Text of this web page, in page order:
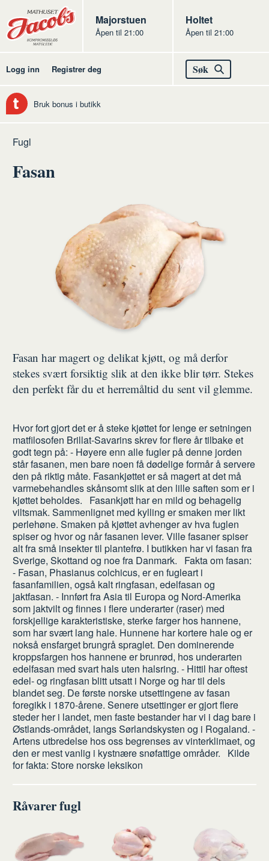
Butikker
Jacobs
Majorstuen
Åpen til 21:00
Jacobs
Holtet
Åpen til 21:00
Logg inn Registrer deg Søk
Bruk bonus i butikk
Hjem
Kjøtt
Råvarer
kjøtt
Fugl
Fasan
Fasan har magert og delikat kjøtt, og må derfor
stekes svært forsiktig slik at den ikke blir tørr. Stekes
den perfekt får du et herremåltid du sent vil glemme.
Hvor fort gjort det er å steke kjøttet for lenge er setningen
matfilosofen Brillat-Savarins skrev for flere år tilbake et
godt tegn på: - Høyere enn alle fugler på denne jorden
står fasanen, men bare noen få dødelige formår å servere
den på riktig måte. Fasankjøttet er så magert at det må
varmebehandles skånsomt slik at den lille saften som er i
kjøttet beholdes. Fasankjøtt har en mild og behagelig
viltsmak. Sammenlignet med kylling er smaken mer likt
perlehøne. Smaken på kjøttet avhenger av hva fuglen
spiser og hvor og når fasanen lever. Ville fasaner spiser
alt fra små insekter til plantefrø. I butikken har vi fasan fra
Sverige, Skottand og noe fra Danmark. Fakta om fasan:
- Fasan, Phasianus colchicus, er en fugleart i
fasanfamilien, også kalt ringfasan, edelfasan og
jaktfasan. - Innført fra Asia til Europa og Nord-Amerika
som jaktvilt og finnes i flere underarter (raser) med
forskjellige karakteristiske, sterke farger hos hannene,
som har svært lang hale. Hunnene har kortere hale og er
nokså ensfarget brungrå spraglet. Den dominerende
kroppsfargen hos hannene er brunrød, hos underarten
edelfasan med svart hals uten halsring. - Hittil har oftest
edel- og ringfasan blitt utsatt i Norge og har til dels
blandet seg. De første norske utsettingene av fasan
foregikk i 1870-årene. Senere utsettinger er gjort flere
steder her i landet, men faste bestander har vi i dag bare i
Østlands-området, langs Sørlandskysten og i Rogaland. -
Artens utbredelse hos oss begrenses av vinterklimaet, og
den er mest vanlig i kystnære snøfattige områder. Kilde
for fakta: Store norske leksikon
Råvarer fugl